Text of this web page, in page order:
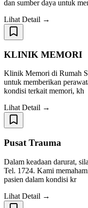
dan sumber daya untuk
Lihat Detail →
KLINIK MEMORI
Klinik Memori di Rumah
untuk memberikan
kondisi terkait memori, kh
Lihat Detail →
Pusat Trauma
Dalam keadaan darurat,
Tel. 1724. Kami
pasien dalam kondisi kr
Lihat Detail →